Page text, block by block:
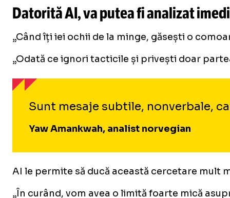
Datorită AI, va putea fi analizat
„Când îți iei ochii de la minge, găsești o
„Odată ce ignori tacticile și privești doar
Sunt mesaje subtile, nonverbale,
Yaw Amankwah, analist norvegian
AI le permite să ducă această cercetare mult
„În curând, vom avea o limită foarte mică